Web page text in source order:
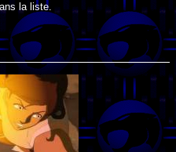
la liste.
la liste.
de la Chance (2006) dans la
(2000) dans la liste.